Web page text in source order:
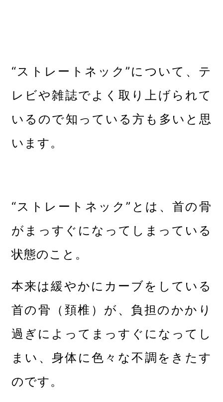
“ストレートネック”について、テ
レビや雑誌でよく取り上げられて
いるので知っている方も多いと思
います。
“ストレートネック”とは、首の骨
がまっすぐになってしまっている
状態のこと。
本来は緩やかにカーブをしている
首の骨（頚椎）が、負担のかかり
過ぎによってまっすぐになってし
まい、身体に色々な不調をきたす
のです。